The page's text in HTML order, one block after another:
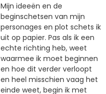
Mijn ideeën en de
beginschetsen van mijn
personages en plot schets ik
uit op papier. Pas als ik een
echte richting heb, weet
waarmee ik moet beginnen
en hoe dit verder verloopt
en heel misschien vaag het
einde weet, begin ik met